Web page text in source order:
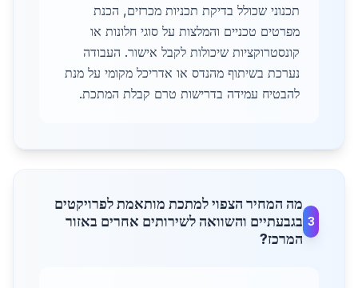
תכנוני שכולל בדיקת תכניות מכרזים, הכנת
מפרטים טכניים והמלצות על סוגי חלונות או
קונסטרוקציות שיכולות לקבל אישור. העבודה
נערכת בשיתוף מהנדס או אדריכל מקומי על מנת
להבטיח עמידה בדרישות טרם קבלת המתכת.
3
מה המחיר הצפוי למתכת מותאמת לפרויקטים
בגבעתיים והשוואה לשירותים אחרים באזור
המרכז?